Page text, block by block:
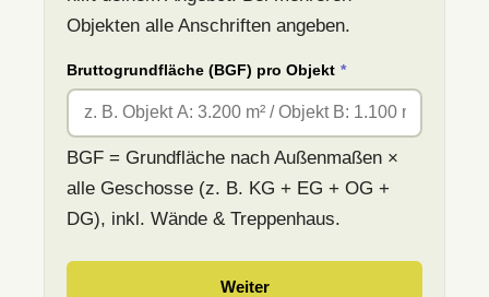
Objekten alle Anschriften angeben.
Bruttogrundfläche (BGF) pro Objekt *
BGF = Grundfläche nach Außenmaßen ×
alle Geschosse (z. B. KG + EG + OG +
DG), inkl. Wände & Treppenhaus.
Weiter